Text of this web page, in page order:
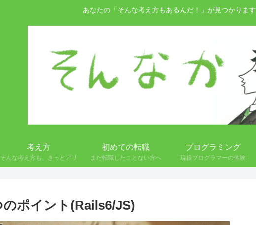
あなたの「そんな考え方もあるんだ！」が見つかります
考え方
そんな考え方も、きっとアリ
初めての転職
まだ転職したことない方へ
プログラミング
現役プログラマーの体験
ポイント(Rails6/JS)